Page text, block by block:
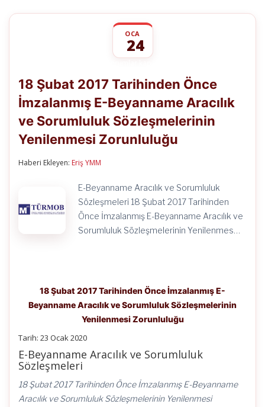
OCA
24
2017
Tarihinden
Önce
İmzalanmış
E-
Beyanname
Aracılık
Yenilenmesi
Zorunluluğu
için
18 Şubat 2017 Tarihinden Önce
İmzalanmış E-Beyanname Aracılık
ve Sorumluluk Sözleşmelerinin
Yenilenmesi Zorunluluğu
Haberi Ekleyen: Eriş YMM
E-Beyanname Aracılık ve Sorumluluk
Sözleşmeleri 18 Şubat 2017 Tarihinden
Önce İmzalanmış E-Beyanname Aracılık ve
Sorumluluk Sözleşmelerinin Yenilenmes…
18 Şubat 2017 Tarihinden Önce İmzalanmış E-
Beyanname Aracılık ve Sorumluluk Sözleşmelerinin
Yenilenmesi Zorunluluğu
Tarih: 23 Ocak 2020
E-Beyanname Aracılık ve Sorumluluk
Sözleşmeleri
18 Şubat 2017 Tarihinden Önce İmzalanmış E-Beyanname
Aracılık ve Sorumluluk Sözleşmelerinin Yenilenmesi